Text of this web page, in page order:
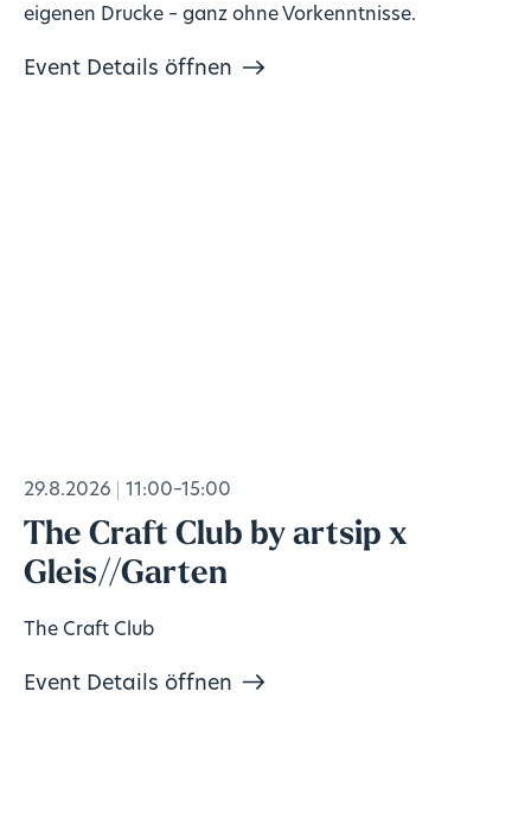
eigenen Drucke – ganz ohne Vorkenntnisse.
Event Details öffnen
29.8.2026 11:00–15:00
The Craft Club by artsip x
Gleis//Garten
The Craft Club
Event Details öffnen